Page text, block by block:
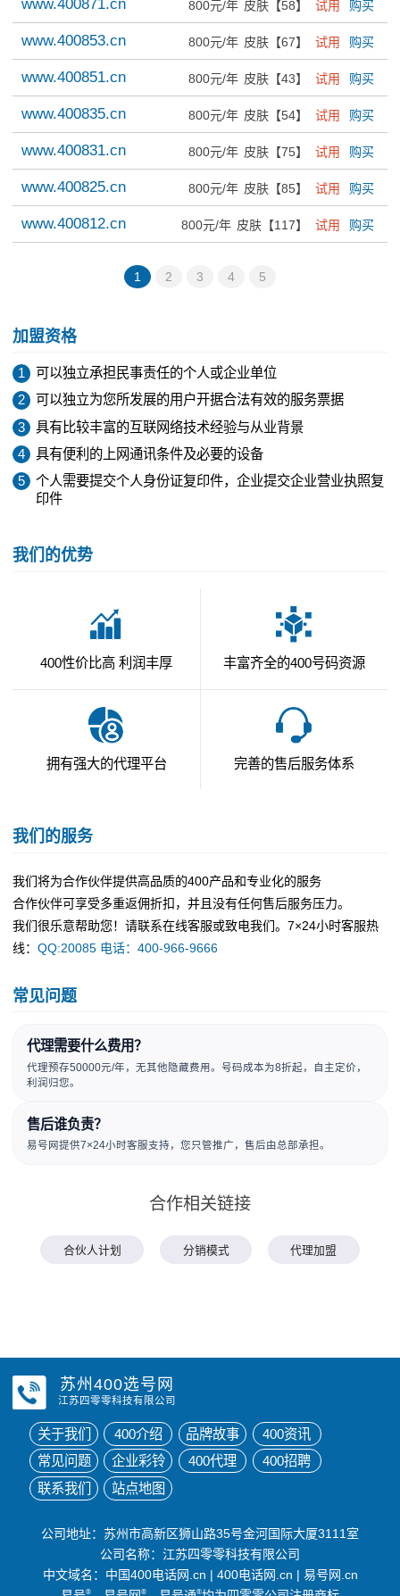
www.400871.cn 800元/年 皮肤【58】 试用 购买
www.400853.cn 800元/年 皮肤【67】 试用 购买
www.400851.cn 800元/年 皮肤【43】 试用 购买
www.400835.cn 800元/年 皮肤【54】 试用 购买
www.400831.cn 800元/年 皮肤【75】 试用 购买
www.400825.cn 800元/年 皮肤【85】 试用 购买
www.400812.cn 800元/年 皮肤【117】 试用 购买
1 2 3 4 5
加盟资格
1
可以独立承担民事责任的个人或企业单位
2
可以独立为您所发展的用户开据合法有效的服务票据
3
具有比较丰富的互联网络技术经验与从业背景
4
具有便利的上网通讯条件及必要的设备
5
个人需要提交个人身份证复印件，企业提交企业营业执照复
印件
我们的优势
400性价比高 利润丰厚 丰富齐全的400号码资源
拥有强大的代理平台 完善的售后服务体系
我们的服务
我们将为合作伙伴提供高品质的400产品和专业化的服务
合作伙伴可享受多重返佣折扣，并且没有任何售后服务压力。
我们很乐意帮助您！请联系在线客服或致电我们。7×24小时客服热
线： QQ:20085 电话：400-966-9666
常见问题
代理需要什么费用？
代理预存50000元/年，无其他隐藏费用。号码成本为8折起，自主定价，
利润归您。
售后谁负责？
易号网提供7×24小时客服支持，您只管推广，售后由总部承担。
合作相关链接
合伙人计划 分销模式 代理加盟
苏州400选号网
江苏四零零科技有限公司
关于我们 400介绍 品牌故事
400资讯
常见问题
企业彩铃 400代理
400招聘
联系我们
站点地图
公司地址：苏州市高新区狮山路35号金河国际大厦3111室
公司名称：江苏四零零科技有限公司
中文域名： 中国400电话网.cn | 400电话网.cn | 易号网.cn
® ® ®